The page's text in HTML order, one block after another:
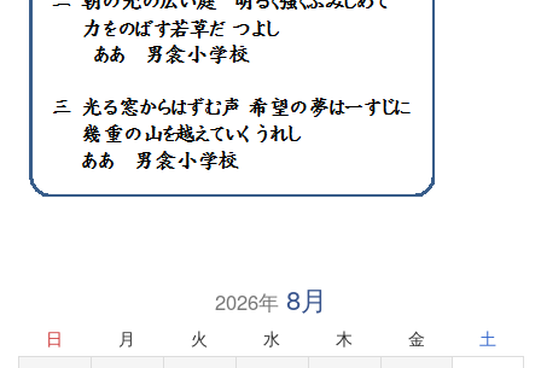
2026年8月
日 月 火 水 木 金 土